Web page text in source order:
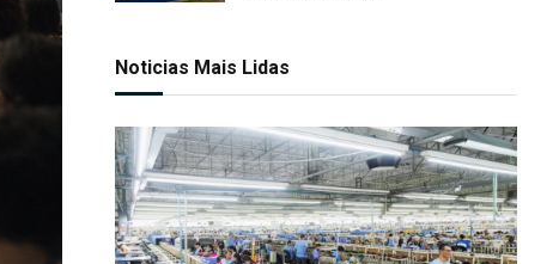
Noticias Mais Lidas